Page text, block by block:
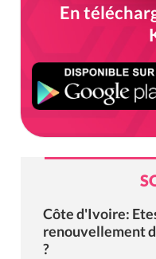
En
Côte d'Ivoire:
renouvellement
?